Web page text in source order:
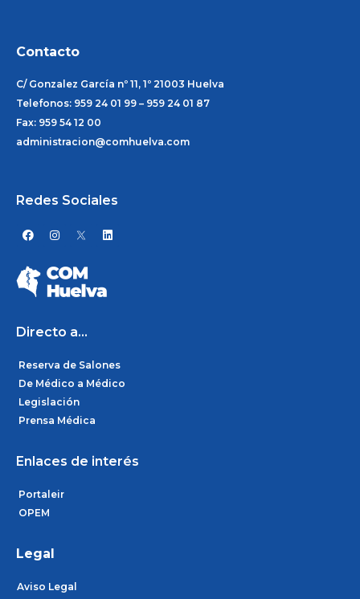
Contacto
C/ Gonzalez García nº 11, 1º 21003 Huelva
Telefonos: 959 24 01 99 – 959 24 01 87
Fax: 959 54 12 00
administracion@comhuelva.com
Redes Sociales
F
a
e
b
o
o
I
n
a
g
r
L
i
i
Directo a...
Reserva de Salones
De Médico a Médico
Legislación
Prensa Médica
Enlaces de interés
Portaleir
OPEM
Legal
Aviso Legal